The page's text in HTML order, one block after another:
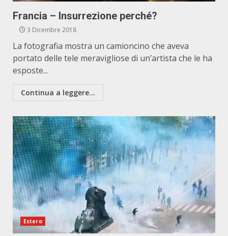
Francia – Insurrezione perché?
3 Dicembre 2018
La fotografia mostra un camioncino che aveva
portato delle tele meravigliose di un’artista che le ha
esposte...
Continua a leggere...
Estero